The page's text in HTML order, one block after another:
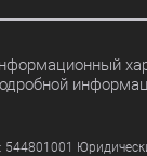
Юридический